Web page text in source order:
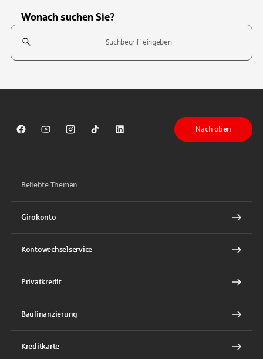
Wonach suchen Sie?
Suchfeld
Sparkasse auf Facebook
Sparkasse auf Youtube
Sparkasse auf Instagram
Sparkasse auf TikTok
Sparkasse auf LinkedIn
Nach oben
Beliebte Themen
Girokonto
Kontowechselservice
Privatkredit
Baufinanzierung
Kreditkarte